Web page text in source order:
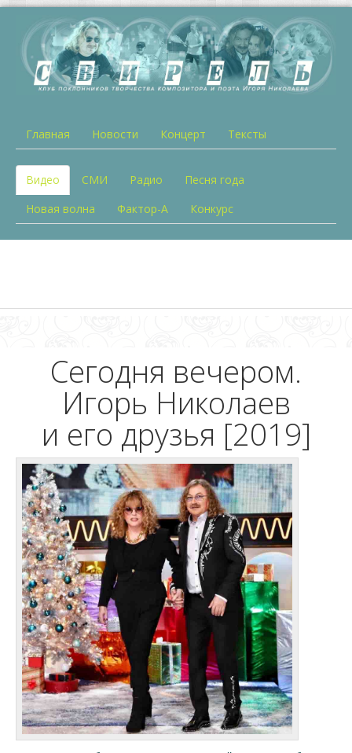
Главная Новости Концерт Тексты
Видео СМИ Радио
Песня года
Новая волна
Фактор-А Конкурс
Сегодня вечером.
Игорь Николаев
и его друзья [2019]